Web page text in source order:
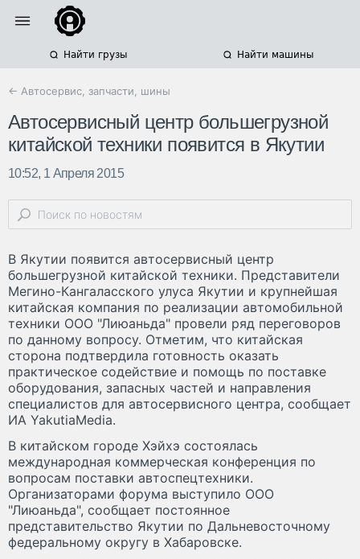
Найти грузы Найти машины
← Автосервис, запчасти, шины
Автосервисный центр большегрузной
китайской техники появится в Якутии
10:52, 1 Апреля 2015
В Якутии появится автосервисный центр
большегрузной китайской техники. Представители
Мегино-Кангаласского улуса Якутии и крупнейшая
китайская компания по реализации автомобильной
техники ООО "Лиюаньда" провели ряд переговоров
по данному вопросу. Отметим, что китайская
сторона подтвердила готовность оказать
практическое содействие и помощь по поставке
оборудования, запасных частей и направления
специалистов для автосервисного центра, сообщает
ИА YakutiaMedia.
В китайском городе Хэйхэ состоялась
международная коммерческая конференция по
вопросам поставки автоспецтехники.
Организаторами форума выступило ООО
"Лиюаньда", сообщает постоянное
представительство Якутии по Дальневосточному
федеральному округу в Хабаровске.